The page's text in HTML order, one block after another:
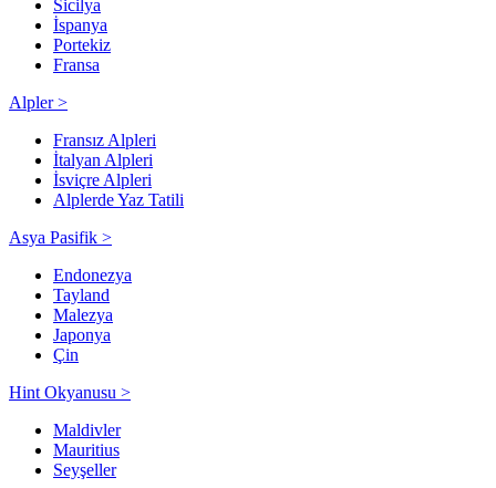
Sicilya
İspanya
Portekiz
Fransa
Alpler >
Fransız Alpleri
İtalyan Alpleri
İsviçre Alpleri
Alplerde Yaz Tatili
Asya Pasifik >
Endonezya
Tayland
Malezya
Japonya
Çin
Hint Okyanusu >
Maldivler
Mauritius
Seyşeller